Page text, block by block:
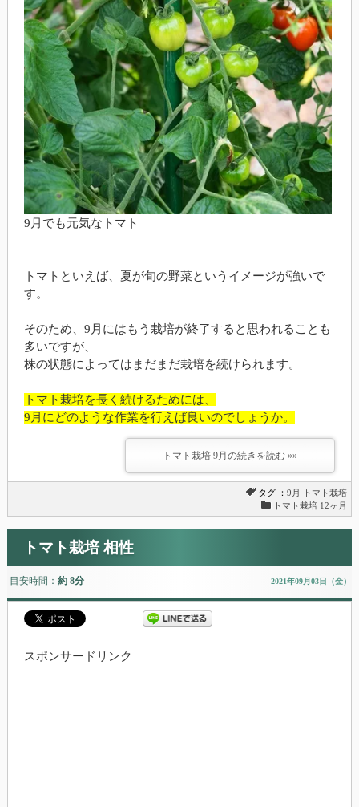
9月でも元気なトマト
トマトといえば、夏が旬の野菜というイメージが強いで
す。
そのため、9月にはもう栽培が終了すると思われることも
多いですが、
株の状態によってはまだまだ栽培を続けられます。
トマト栽培を長く続けるためには、
9月にどのような作業を行えば良いのでしょうか。
トマト栽培 9月の続きを読む »»
タグ ：9月
トマト栽培
トマト栽培 12ヶ月
トマト栽培 相性
目安時間： 約 8分 2021年09月03日（金）
スポンサードリンク